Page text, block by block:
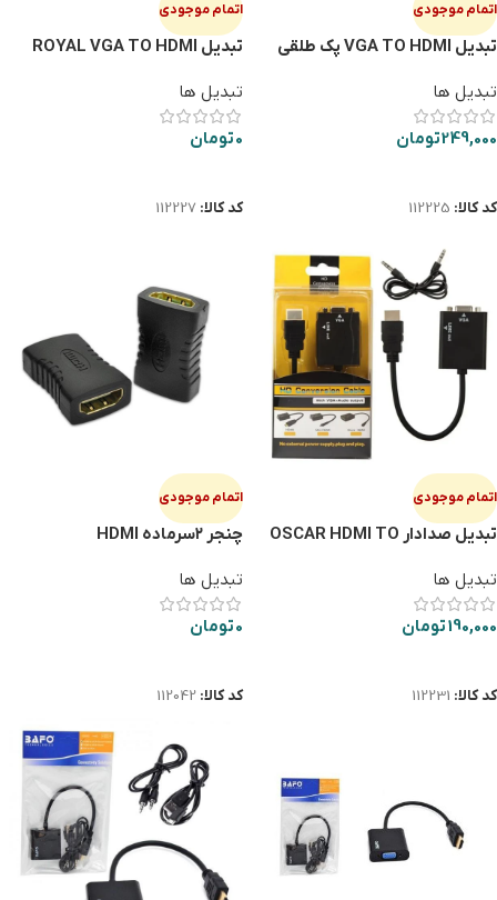
اتمام موجودی
تبدیل VGA TO HDMI پک طلقی
تبدیل ها
249,000تومان
کد کالا: 112225
اتمام موجودی
تبدیل ROYAL VGA TO HDMI
تبدیل ها
0تومان
کد کالا: 112227
اتمام موجودی
تبدیل صدادار OSCAR HDMI TO
تبدیل ها
190,000تومان
کد کالا: 112231
اتمام موجودی
چنجر ۲سرماده HDMI
تبدیل ها
0تومان
کد کالا: 112042